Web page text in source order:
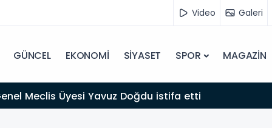
Video Galeri
GÜNCEL EKONOMİ SİYASET SPOR MAGAZİN
Meclis Üyesi Yavuz Doğdu istifa etti